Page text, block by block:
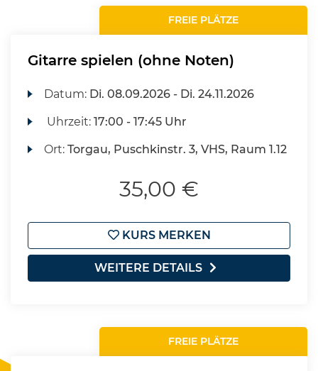
FREIE PLÄTZE
Gitarre spielen (ohne Noten)
Datum: Di. 08.09.2026 - Di. 24.11.2026
Uhrzeit:17:00 - 17:45 Uhr
Ort:Torgau, Puschkinstr. 3, VHS, Raum 1.12
35,00 €
KURS MERKEN
WEITERE DETAILS
FREIE PLÄTZE